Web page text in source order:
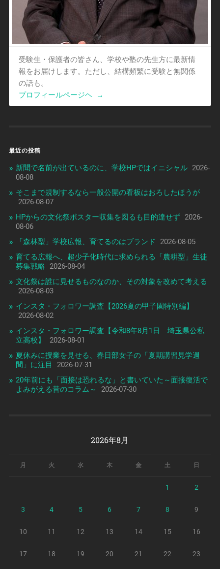
受験生・保護者の皆さん、学校や塾の先生方に最新情
報をお届けします。ただし、結構頻繁に受験と無関係
の話も。
プロフィールページヘ
→
最近の投稿
新聞で名前が出ているのに、学校HPではイニシャル 2026-
08-08
そこまで規制するなら一般公開の看板はおろしたほうが
2026-08-07
HPからの文化祭ポスター収集を図るも目的達せず 2026-
08-06
「森林型」学校広報、育てるのはブランド
2026-08-05
育てる広報へ、超少子化時代に求められる「農耕型」生徒
募集戦略
2026-08-04
文化祭は誰に見せるものなのか、その対象を改めて考える
2026-08-03
インスタ・フォロワー調査【2026夏の甲子園特別編】
2026-08-02
インスタ・フォロワー調査【令和8年8月1日 埼玉県公私
立高校】
2026-08-01
夏休みに授業を見せる、春日部女子の「夏期講習見学週
間」に注目
2026-07-31
20年前にも「面接は恐れるな」と書いていた～面接復活で
よみがえる昔のコラム～
2026-07-30
2026年8月
月 火 水 木 金 土 日
1 2
3 4 5 6 7 8 9
10 11 12 13 14 15 16
17 18 19 20 21 22 23